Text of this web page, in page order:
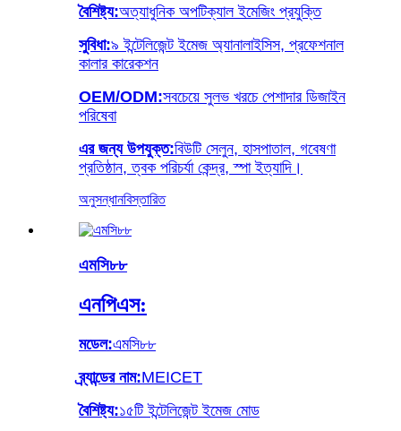
বৈশিষ্ট্য:অত্যাধুনিক অপটিক্যাল ইমেজিং প্রযুক্তি
সুবিধা:৯ ইন্টেলিজেন্ট ইমেজ অ্যানালাইসিস, প্রফেশনাল
কালার কারেকশন
OEM/ODM:সবচেয়ে সুলভ খরচে পেশাদার ডিজাইন
পরিষেবা
এর জন্য উপযুক্ত:বিউটি সেলুন, হাসপাতাল, গবেষণা
প্রতিষ্ঠান, ত্বক পরিচর্যা কেন্দ্র, স্পা ইত্যাদি।
অনুসন্ধানবিস্তারিত
এমসি৮৮
এনপিএস:
মডেল:এমসি৮৮
ব্র্যান্ডের নাম:MEICET
বৈশিষ্ট্য:১৫টি ইন্টেলিজেন্ট ইমেজ মোড